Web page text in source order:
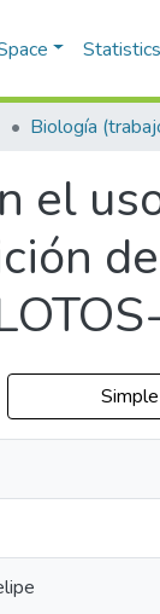
Statistics
Biología
el